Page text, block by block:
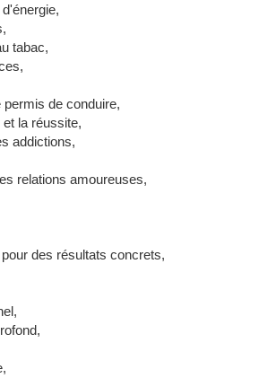
tabac,
de conduire,
la réussite,
addictions,
relations amoureuses,
des résultats concrets,